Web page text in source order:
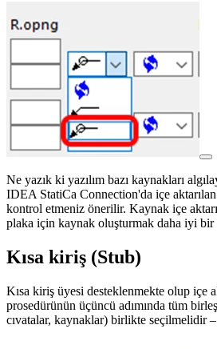
Ne yazık ki yazılım bazı kaynakları
IDEA StatiCa Connection'da içe
kontrol etmeniz önerilir. Kaynak içe
plaka için kaynak oluşturmak daha iyi bir
Kısa kiriş (Stub)
Kısa kiriş üyesi desteklenmekte olup içe
prosedürünün üçüncü adımında tüm
cıvatalar, kaynaklar) birlikte seçilmelidir